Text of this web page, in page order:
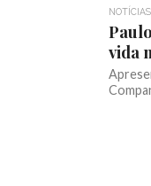
NOTÍCIAS
vida